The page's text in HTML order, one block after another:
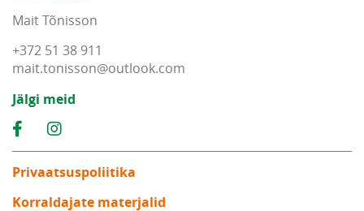
Mait Tõnisson
+372 51 38 911
mait.tonisson@outlook.com
Jälgi meid
Privaatsuspoliitika
Korraldajate materjalid